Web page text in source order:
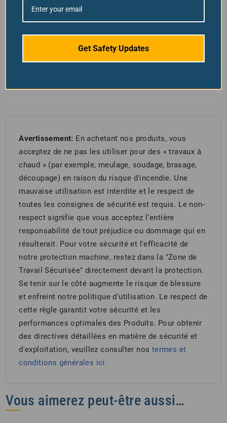
Avertissement: En achetant nos produits, vous
acceptez de ne pas les utiliser pour des « travaux à
chaud » (par exemple, meulage, soudage, brasage,
découpage) en raison du risque d'incendie. Une
mauvaise utilisation est interdite et le respect de
toutes les consignes de sécurité est requis. Le non-
respect signifie que vous acceptez l’entière
responsabilité de tout préjudice ou dommage qui en
résulterait. Pour votre sécurité et l'efficacité de
notre protection machine, restez dans la "Zone de
Travail Sécurisée" directement devant la protection.
Se tenir sur le côté augmente le risque de blessure
et enfreint notre politique d'utilisation. Le respect de
cette règle garantit votre sécurité et les
performances optimales des Produits. Pour obtenir
des directives détaillées en matière de sécurité et
d'exploitation, veuillez consulter nos termes et
conditions générales ici.
Vous aimerez peut-être aussi…
Get Safety Updates